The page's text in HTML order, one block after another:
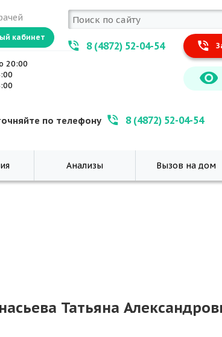
кабинет
20:00
8 (4872) 52-04-54
по телефону 8 (4872) 52-04-54
Анализы Вызов на дом
Татьяна